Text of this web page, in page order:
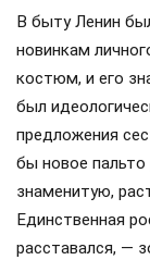
В быту Ленин
новинкам
костюм, и его
был
предложения
бы новое
знаменитую,
Единственная
расставался, —